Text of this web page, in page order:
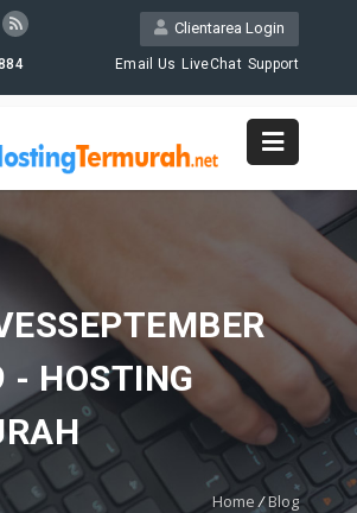
Clientarea Login
Email Us LiveChat Support
- HOSTING
Home /Blog